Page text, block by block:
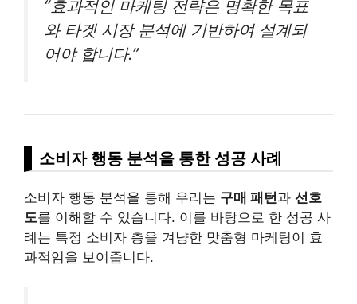
“효과적인 마케팅 전략은 명확한 목표
와 타겟 시장 분석에 기반하여 설계되
어야 합니다.”
소비자 행동 분석을 통한 성공 사례
소비자 행동 분석을 통해 우리는 구매 패턴과 선호
도를 이해할 수 있습니다. 이를 바탕으로 한 성공 사
례는 특정 소비자 층을 겨냥한 맞춤형 마케팅이 효
과적임을 보여줍니다.